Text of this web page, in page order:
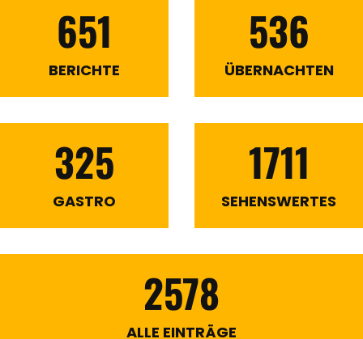
651
BERICHTE
536
ÜBERNACHTEN
325
GASTRO
1711
SEHENSWERTES
2578
ALLE EINTRÄGE